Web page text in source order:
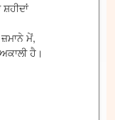
ਮੇਂ,
ਹੈ।